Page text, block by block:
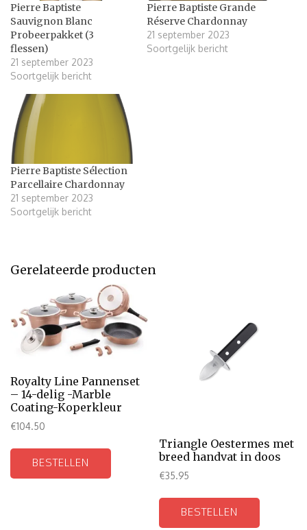
Pierre Baptiste
Sauvignon Blanc
Probeerpakket (3
flessen)
21 september 2023
Soortgelijk bericht
Pierre Baptiste Grande
Réserve Chardonnay
21 september 2023
Soortgelijk bericht
Pierre Baptiste Sélection
Parcellaire Chardonnay
21 september 2023
Soortgelijk bericht
Gerelateerde producten
Royalty Line Pannenset
– 14-delig -Marble
Coating-Koperkleur
€104.50
BESTELLEN
Triangle Oestermes met
breed handvat in doos
€35.95
BESTELLEN